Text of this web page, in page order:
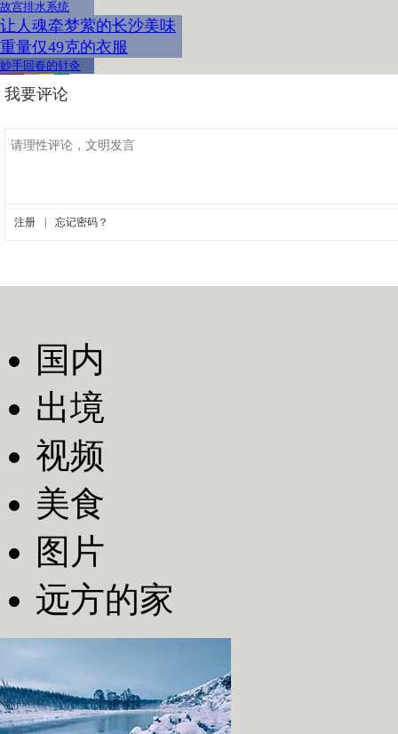
故宫排水系统
让人魂牵梦萦的长沙美味
重量仅49克的衣服
妙手回春的针灸
国内
出境
视频
美食
图片
远方的家